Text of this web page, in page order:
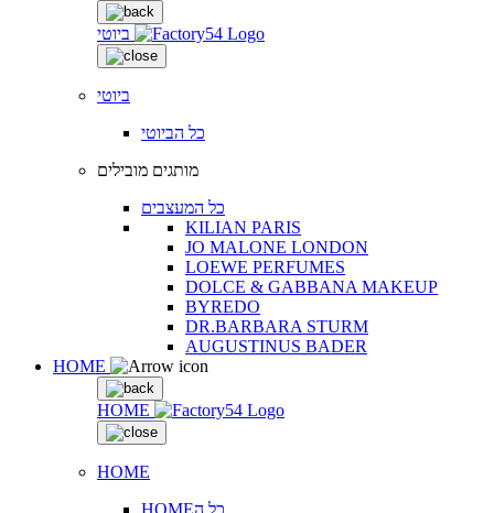
ביוטי
ביוטי
כל הביוטי
מותגים מובילים
כל המעצבים
KILIAN PARIS
JO MALONE LONDON
LOEWE PERFUMES
DOLCE & GABBANA MAKEUP
BYREDO
DR.BARBARA STURM
AUGUSTINUS BADER
HOME
HOME
HOME
HOMEכל ה